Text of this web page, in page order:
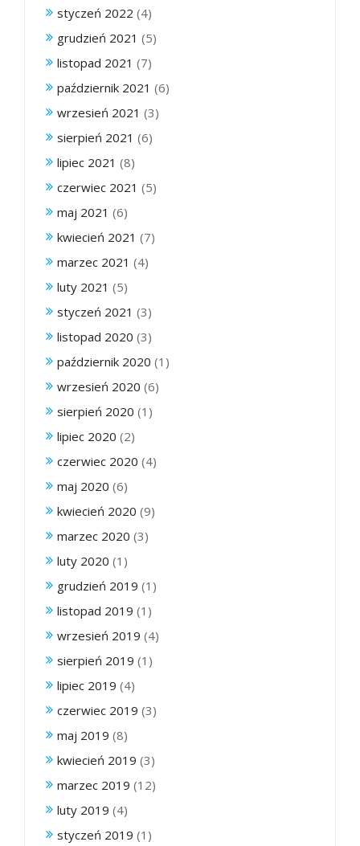
styczeń 2022 (4)
grudzień 2021 (5)
listopad 2021 (7)
październik 2021 (6)
wrzesień 2021 (3)
sierpień 2021 (6)
lipiec 2021 (8)
czerwiec 2021 (5)
maj 2021 (6)
kwiecień 2021 (7)
marzec 2021 (4)
luty 2021 (5)
styczeń 2021 (3)
listopad 2020 (3)
październik 2020 (1)
wrzesień 2020 (6)
sierpień 2020 (1)
lipiec 2020 (2)
czerwiec 2020 (4)
maj 2020 (6)
kwiecień 2020 (9)
marzec 2020 (3)
luty 2020 (1)
grudzień 2019 (1)
listopad 2019 (1)
wrzesień 2019 (4)
sierpień 2019 (1)
lipiec 2019 (4)
czerwiec 2019 (3)
maj 2019 (8)
kwiecień 2019 (3)
marzec 2019 (12)
luty 2019 (4)
styczeń 2019 (1)